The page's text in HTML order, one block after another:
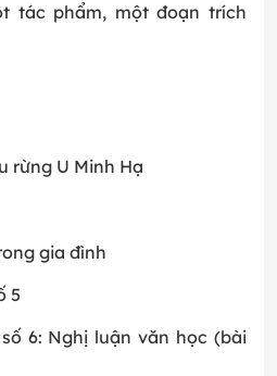
tác phẩm, một đoạn trích
rừng U Minh Hạ
gia đình
5
6: Nghị luận văn học (bài